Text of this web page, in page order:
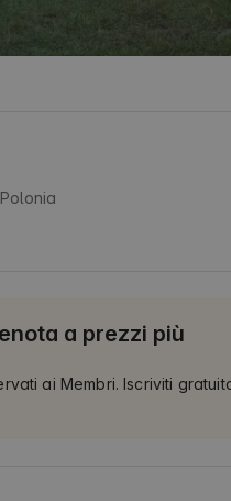
a prezzi più
ai Membri. Iscriviti